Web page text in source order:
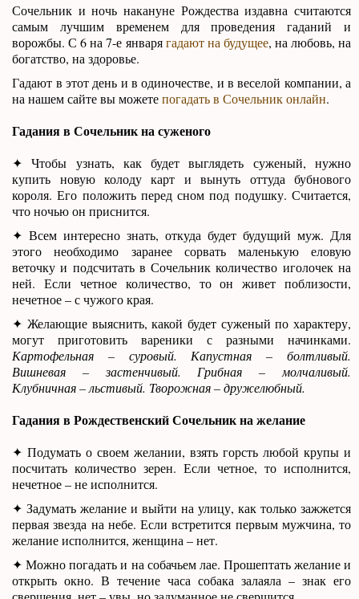
Сочельник и ночь накануне Рождества издавна считаются
самым лучшим временем для проведения гаданий и
ворожбы. С 6 на 7-е январягадают на будущее, на любовь, на
богатство, на здоровье.
Гадают в этот день и в одиночестве, и в веселой компании, а
на нашем сайте вы можетепогадать в Сочельник онлайн.
Гадания в Сочельник на суженого
✦ Чтобы узнать, как будет выглядеть суженый, нужно
купить новую колоду карт и вынуть оттуда бубнового
короля. Его положить перед сном под подушку. Считается,
что ночью он приснится.
✦ Всем интересно знать, откуда будет будущий муж. Для
этого необходимо заранее сорвать маленькую еловую
веточку и подсчитать в Сочельник количество иголочек на
ней. Если четное количество, то он живет поблизости,
нечетное – с чужого края.
✦ Желающие выяснить, какой будет суженый по характеру,
могут приготовить вареники с разными начинками.
Картофельная – суровый. Капустная – болтливый.
Вишневая – застенчивый. Грибная – молчаливый.
Клубничная – льстивый. Творожная – дружелюбный.
Гадания в Рождественский Сочельник на желание
✦ Подумать о своем желании, взять горсть любой крупы и
посчитать количество зерен. Если четное, то исполнится,
нечетное – не исполнится.
✦ Задумать желание и выйти на улицу, как только зажжется
первая звезда на небе. Если встретится первым мужчина, то
желание исполнится, женщина – нет.
✦ Можно погадать и на собачьем лае. Прошептать желание и
открыть окно. В течение часа собака залаяла – знак его